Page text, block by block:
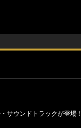
サウンドトラックが登場！